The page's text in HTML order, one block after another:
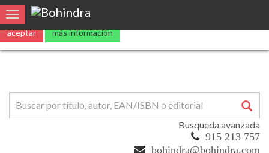
Utilizamoscookies propias y de terceros para mejorar nuestros
aceptar más información
Toggle navigation
Busqueda avanzada
915 213 757
bohindra@bohindra.com
C/ de la Paz 15, 28012 Madrid (España)